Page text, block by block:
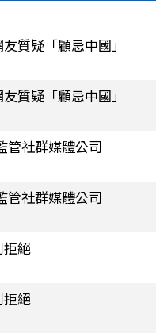
質疑「顧忌中國」
質疑「顧忌中國」
管社群媒體公司
管社群媒體公司
拒絕
拒絕